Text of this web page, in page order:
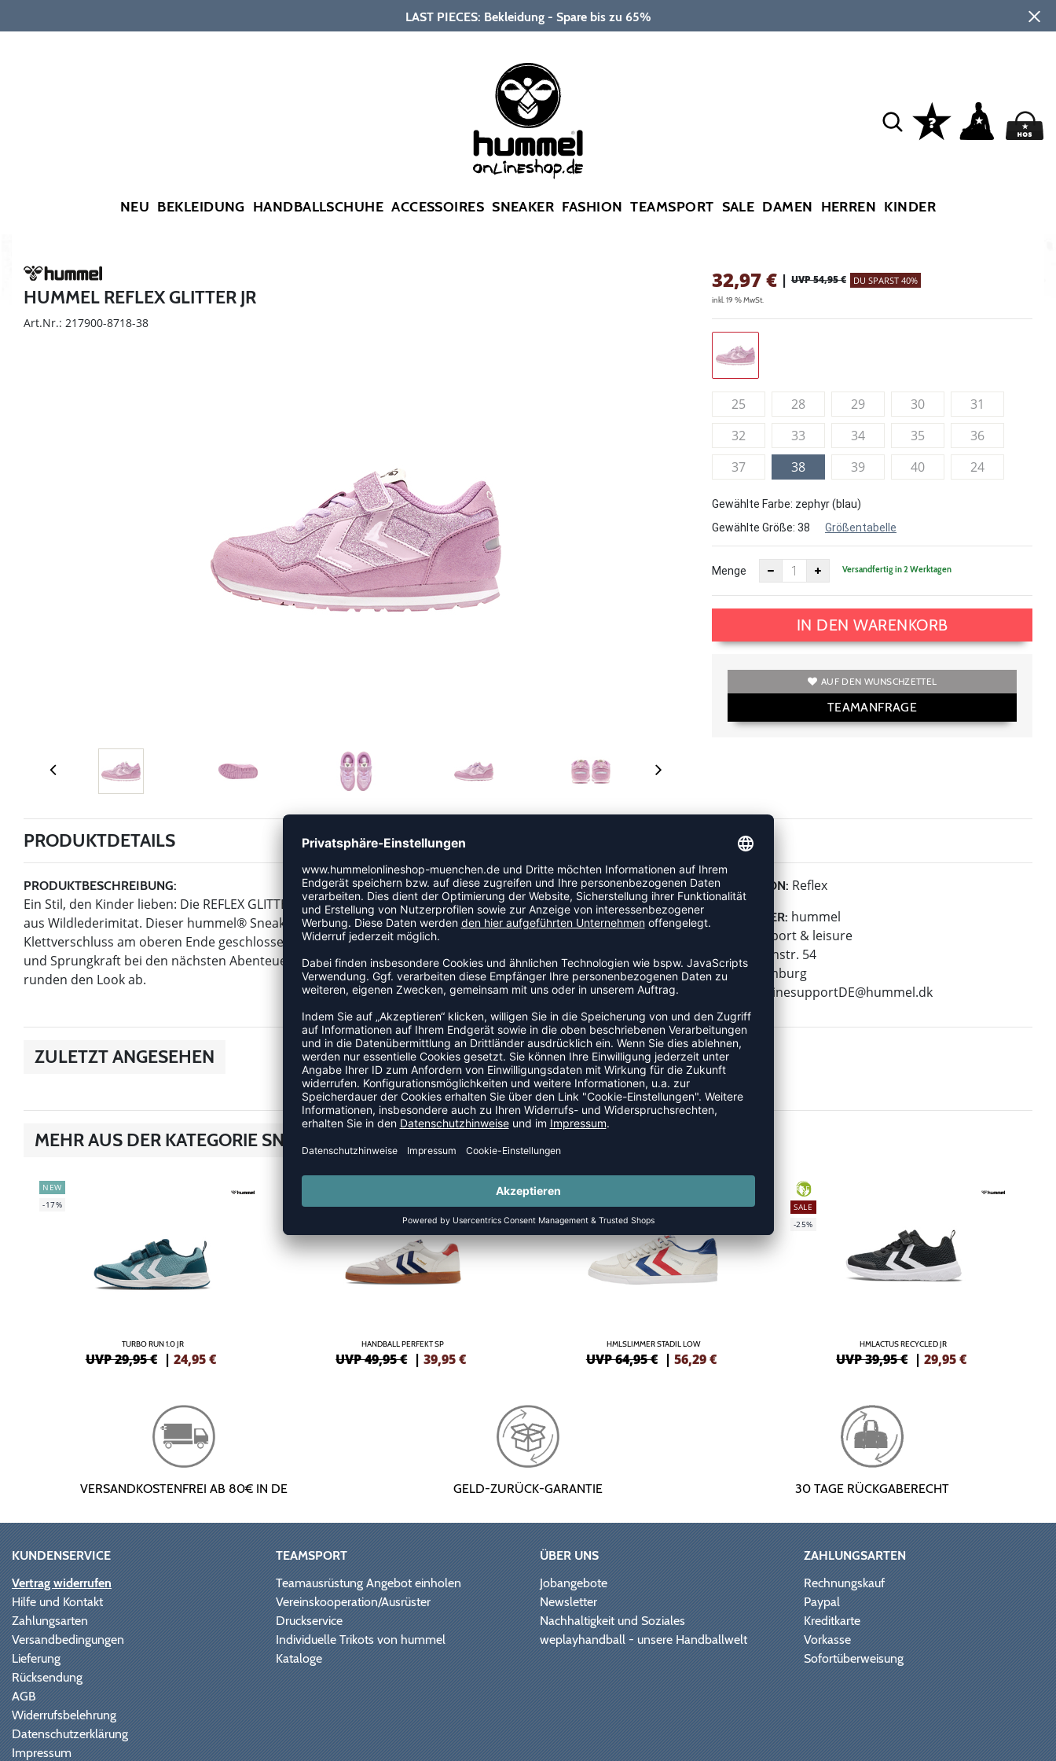
LAST PIECES: Bekleidung - Spare bis zu 65%
NEU BEKLEIDUNG HANDBALLSCHUHE ACCESSOIRES SNEAKER FASHION TEAMSPORT SALE DAMEN HERREN KINDER
HUMMEL REFLEX GLITTER JR
Art.Nr.: 217900-8718-38
32,97€ | UVP 54,95 € DU SPARST 40%
inkl. 19 % MwSt.
25 28 29 30
31
32
33 34 35
36
37
38 39 40 24
Gewählte Farbe: zephyr (blau)
Gewählte Größe: 38 Größentabelle
Menge Versandfertig in 2 Werktagen
IN DEN WARENKORB
AUF DEN WUNSCHZETTEL
TEAMANFRAGE
PRODUKTDETAILS
PRODUKTBESCHREIBUNG:
Ein Stil, den Kinder lieben: Die REFLEX GLITTER JR Sneaker verfügen über ein Glitzer-Obermaterial mit Einsätzen
aus Wildlederimitat. Dieser hummel® Sneaker wird mit elastischen Schnürsenkeln und einem einzelnen
Klettverschluss am oberen Ende geschlossen. Die EVA-Zwischensohle und die Gummilaufsohle sorgen für Halt
und Sprungkraft bei den nächsten Abenteuern deines Kindes. Die Winkel aus Lacklederimitat an der Seite
runden den Look ab.
KOLLEKTION: Reflex
HERSTELLER: hummel
hummel sport & leisure
Leverkusenstr. 54
22761 Hamburg
onlinesupportDE@hummel.dk
ZULETZT ANGESEHEN
MEHR AUS DER KATEGORIE SNEAKER
NEW
-17%
TURBO RUN 1.0 JR
UVP 29,95 € | 24,95€
-20%
HANDBALL PERFEKT SP
UVP 49,95 € |39,95€
SALE
-13%
HMLSLIMMER STADIL LOW
UVP 64,95 € | 56,29€
GREEN
SALE
-25%
HMLACTUS RECYCLED JR
UVP 39,95 € |29,95€
VERSANDKOSTENFREI AB 80€ IN DE GELD-ZURÜCK-GARANTIE 30 TAGE RÜCKGABERECHT
KUNDENSERVICE
Vertrag widerrufen
Hilfe und Kontakt
Zahlungsarten
Versandbedingungen
Lieferung
Rücksendung
AGB
Widerrufsbelehrung
Datenschutzerklärung
Impressum
TEAMSPORT
Teamausrüstung Angebot einholen
Vereinskooperation/Ausrüster
Druckservice
Individuelle Trikots von hummel
Kataloge
ÜBER UNS
Jobangebote
Newsletter
Nachhaltigkeit und Soziales
weplayhandball - unsere Handballwelt
ZAHLUNGSARTEN
Rechnungskauf
Paypal
Kreditkarte
Vorkasse
Sofortüberweisung